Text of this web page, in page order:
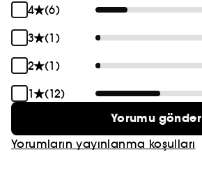
4
(6)
3
(1)
2
(1)
1
(12)
Yorumu gönder
Yorumların yayınlanma koşulları